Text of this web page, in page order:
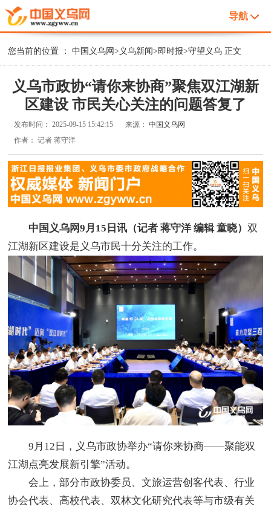
导航
您当前的位置 ：中国义乌网> 义乌新闻>即时报>守望义乌 正文
义乌市政协“请你来协商”聚焦双江湖新
区建设 市民关心关注的问题答复了
发布时间：2025-09-15 15:42:15 来源：中国义乌网
作者：记者 蒋守洋
中国义乌网9月15日讯（记者 蒋守洋 编辑 童晓）双
江湖新区建设是义乌市民十分关注的工作。
9月12日，义乌市政协举办“请你来协商——聚能双
江湖点亮发展新引擎”活动。
会上，部分市政协委员、文旅运营创客代表、行业
协会代表、高校代表、双林文化研究代表等与市级有关